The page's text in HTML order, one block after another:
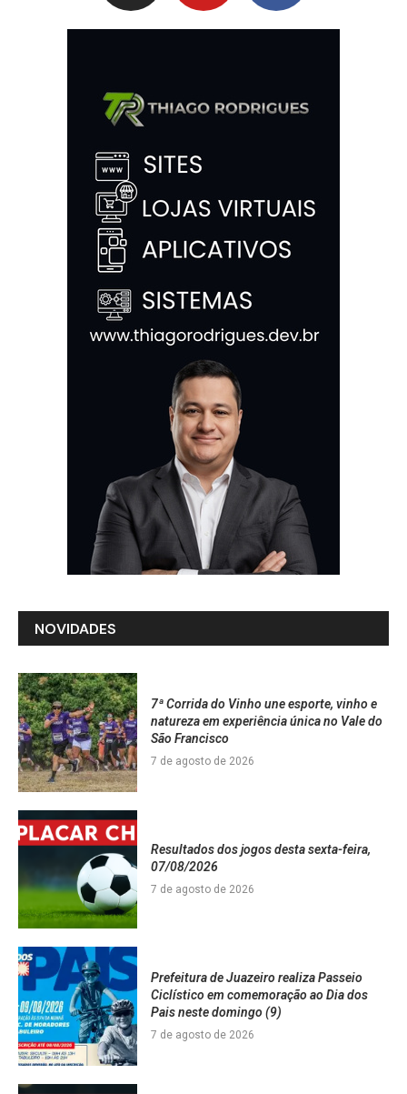
NOVIDADES
7ª Corrida do Vinho une esporte, vinho e
natureza em experiência única no Vale do
São Francisco
7 de agosto de 2026
Resultados dos jogos desta sexta-feira,
07/08/2026
7 de agosto de 2026
Prefeitura de Juazeiro realiza Passeio
Ciclístico em comemoração ao Dia dos
Pais neste domingo (9)
7 de agosto de 2026